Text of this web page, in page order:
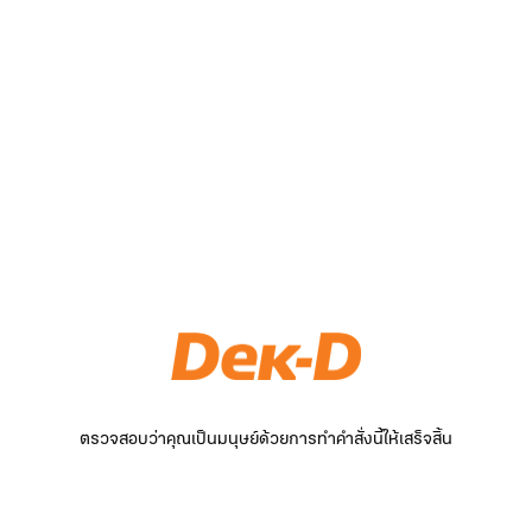
ตรวจสอบว่าคุณเป็นมนุษย์ด้วยการทำคำสั่งนี้ให้เสร็จสิ้น